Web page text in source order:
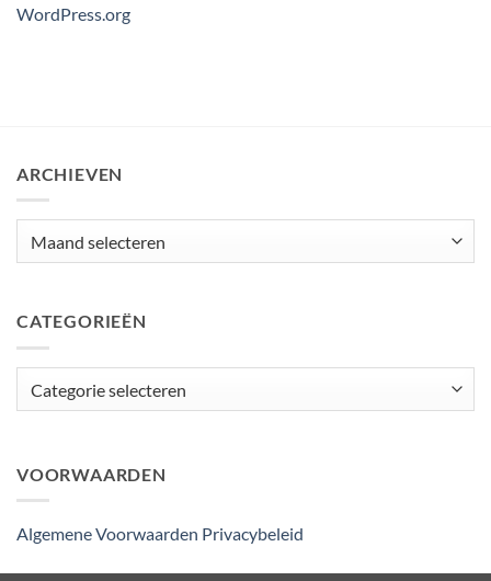
WordPress.org
ARCHIEVEN
CATEGORIEËN
VOORWAARDEN
Algemene Voorwaarden Privacybeleid